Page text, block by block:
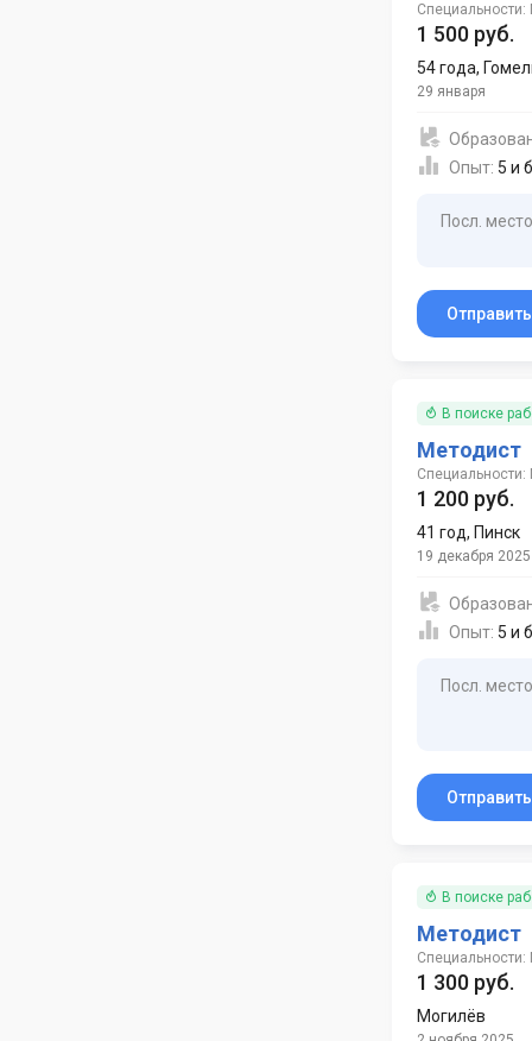
Специальности:
1 500 руб.
54 года,
29 января
Опыт: 5 и
Посл.
В поиске
Методист
Специальности:
1 200 руб.
41 год, Пинск
19 декабря 2025
Опыт: 5 и
Посл.
В поиске
Методист
Специальности:
1 300 руб.
Могилёв